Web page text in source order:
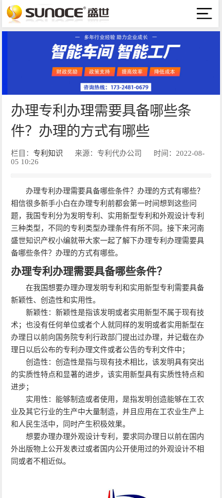
办理专利办理需要具备哪些条
件？办理的方式有哪些
栏目：专利知识 来源：专利代办公司
时间：2022-08-
05 10:26
办理专利办理需要具备哪些条件？办理的方式有哪些？
相信很多新手小白在办理专利前都会第一时间想到这些问
题，我国专利分为发明专利、实用新型专利和外观设计专利
三种类型，不同的专利类型办理条件有所不同。接下来河南
盛世知识产权小编就带大家一起了解下办理专利办理需要具
备哪些条件？办理的方式有哪些。
办理专利办理需要具备哪些条件？
在我国想要办理办理发明专利和实用新型专利需要具备
新颖性、创造性和实用性。
新颖性：新颖性是指该发明或者实用新型不属于现有技
术；也没有任何单位或者个人就同样的发明或者实用新型在
办理日以前向国务院专利行政部门提出过办理，并记载在办
理日以后公布的专利办理文件或者公告的专利文件中；
创造性：创造性是指与现有技术相比，该发明具有突出
的实质性特点和显著的进步，该实用新型具有实质性特点和
进步；
实用性：能够制造或者使用，是指发明创造能够在工农
业及其它行业的生产中大量制造，并且应用在工农业生产上
和人民生活中，同时产生积极效果。
想要办理办理外观设计专利，要求同办理日以前在国内
外出版物上公开发表过或者国内公开使用过的外观设计不相
同或者不相近似。